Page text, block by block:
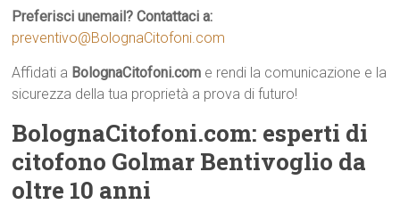
Preferisci unemail? Contattaci a:
preventivo@BolognaCitofoni.com
Affidati a BolognaCitofoni.com e rendi la comunicazione e la
sicurezza della tua proprietà a prova di futuro!
BolognaCitofoni.com: esperti di
citofono Golmar Bentivoglio da
oltre 10 anni